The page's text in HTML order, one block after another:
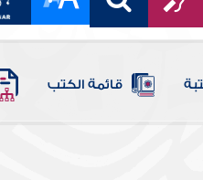
قائمة الكتب